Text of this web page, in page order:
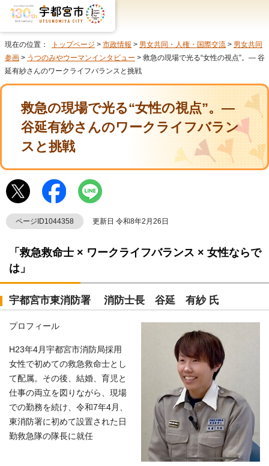
現在の位置： トップページ > 市政情報 > 男女共同・人権・国際交流 > 男女共同
参画 > うつのみやウーマンインタビュー > 救急の現場で光る“女性の視点”。― 谷
延有紗さんのワークライフバランスと挑戦
救急の現場で光る“女性の視点”。―
谷延有紗さんのワークライフバラン
スと挑戦
ページID1044358 更新日 令和8年2月26日
「救急救命士 × ワークライフバランス × 女性ならで
は」
宇都宮市東消防署 消防士長 谷延 有紗 氏
プロフィール
H23年4月宇都宮市消防局採用
女性で初めての救急救命士とし
て配属。その後、結婚、育児と
仕事の両立を図りながら、現場
での勤務を続け、令和7年4月、
東消防署に初めて設置された日
勤救急隊の隊長に就任